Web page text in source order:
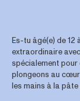
Es-tu âgé(e) de 12
extraordinaire
spécialement pour
plongeons au cœur
les mains à la pâte